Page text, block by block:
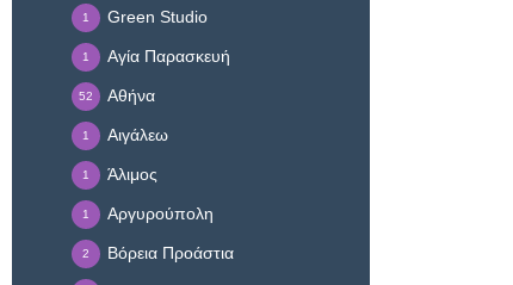
Green Studio
1
Αγία Παρασκευή
1
Αθήνα
52
Αιγάλεω
1
Άλιμος
1
Αργυρούπολη
1
Βόρεια Προάστια
2